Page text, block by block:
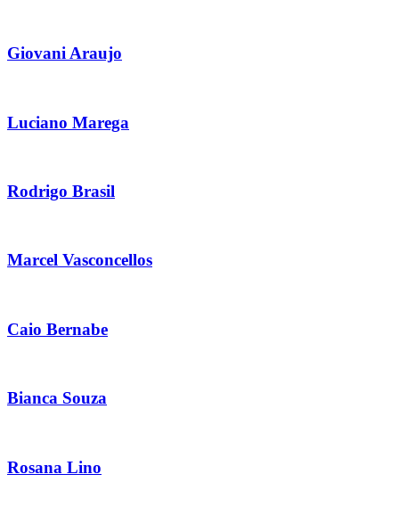
Giovani Araujo
Luciano Marega
Rodrigo Brasil
Marcel Vasconcellos
Caio Bernabe
Bianca Souza
Rosana Lino